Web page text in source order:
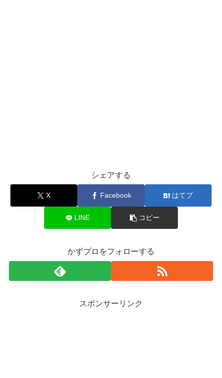
シェアする
X Facebook はてブ
LINE コピー
かずプロをフォローする
スポンサーリンク